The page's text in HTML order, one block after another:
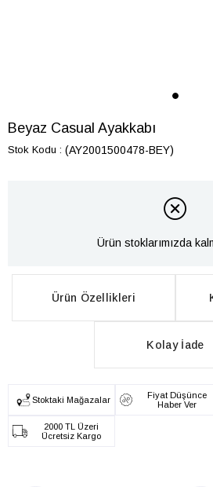
Beyaz Casual Ayakkabı
Stok Kodu (AY2001500478-BEY)
Ürün stoklarımızda
Ürün Özellikleri
Kolay İade
Stoktaki Mağazalar
Fiyat Düşünce
Haber Ver
2000 TL Üzeri
Ücretsiz Kargo